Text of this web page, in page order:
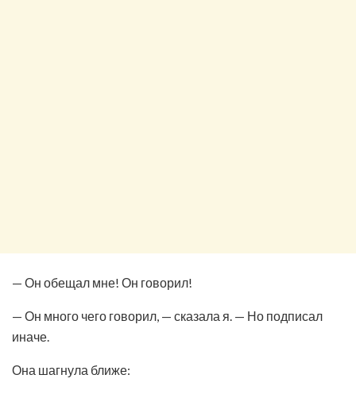
— Он обещал мне! Он говорил!
— Он много чего говорил, — сказала я. — Но подписал
иначе.
Она шагнула ближе: